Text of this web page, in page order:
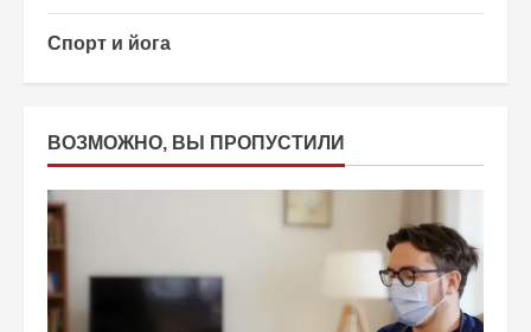
Спорт и йога
ВОЗМОЖНО, ВЫ ПРОПУСТИЛИ